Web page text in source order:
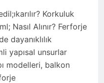
Korkuluk
Nasıl Alınır? Ferforje
dayanıklılık
yapısal unsurlar
modelleri, balkon